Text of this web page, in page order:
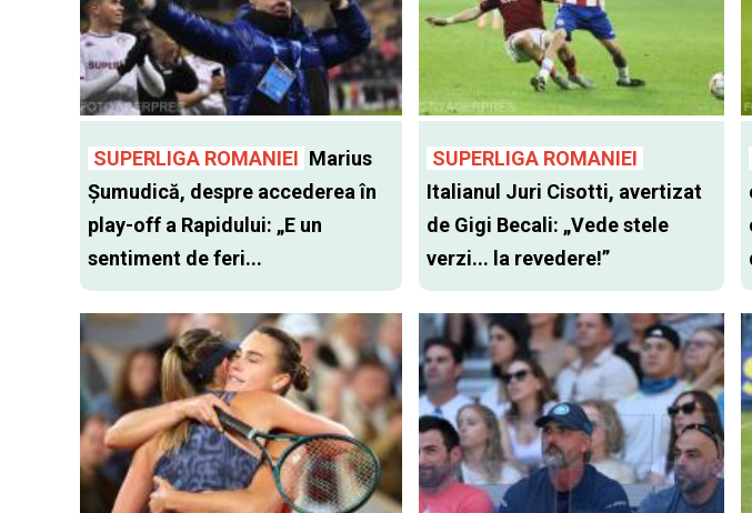
SUPERLIGA ROMANIEI Marius
Șumudică, despre accederea în
play-off a Rapidului: „E un
sentiment de feri...
SUPERLIGA ROMANIEI
Italianul Juri Cisotti, avertizat
de Gigi Becali: „Vede stele
verzi... la revedere!”